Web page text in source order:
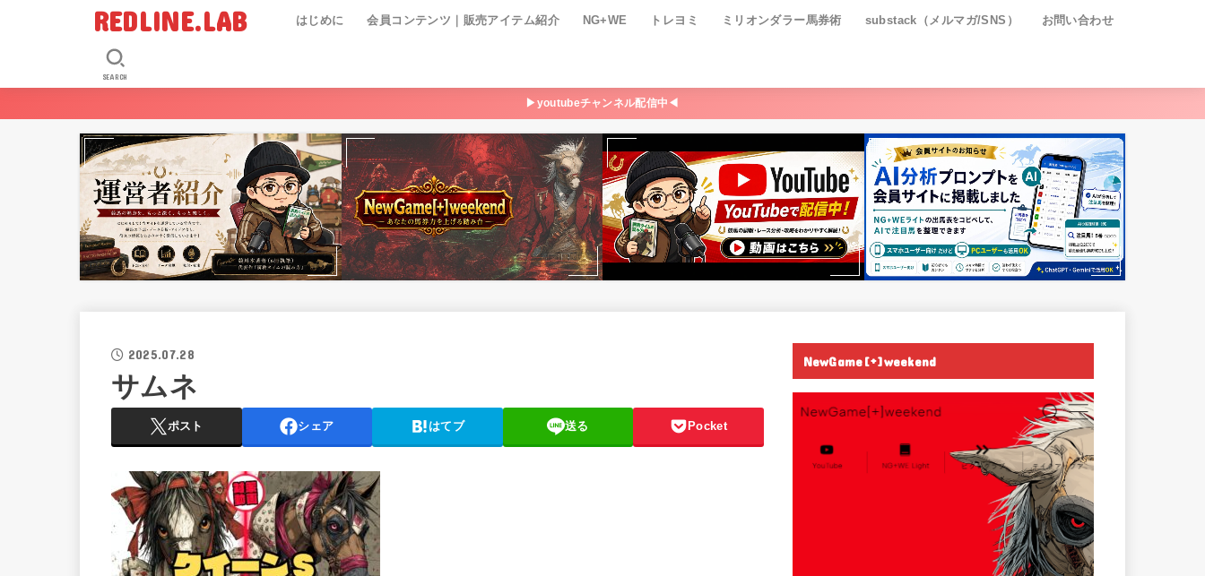
REDLINE.LAB はじめに 会員コンテンツ｜販売アイテム紹介 NG+WE トレヨミ ミリオンダラー馬券術 substack（メルマガ/SNS） お問い合わせ
SEARCH
▶youtubeチャンネル配信中◀
2025.07.28
サムネ
ポスト シェア はてブ 送る Pocket
NewGame[+]weekend